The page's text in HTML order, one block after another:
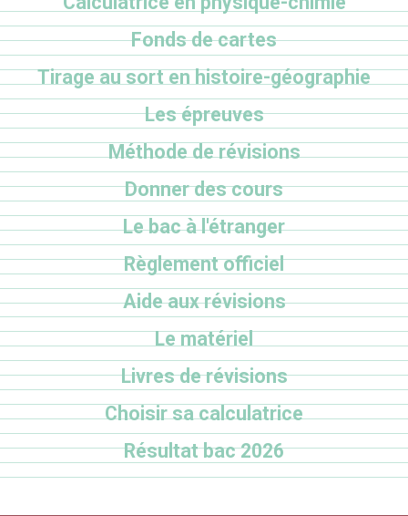
Fonds de cartes
Tirage au sort en histoire-géographie
Les épreuves
Méthode de révisions
Donner des cours
Le bac à l'étranger
Règlement officiel
Aide aux révisions
Le matériel
Livres de révisions
Choisir sa calculatrice
Résultat bac 2026